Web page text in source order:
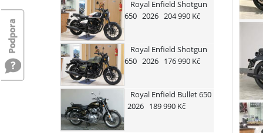
Royal Enfield Shotgun
650 2026 204 990 Kč
Royal Enfield Shotgun
650 2026 176 990 Kč
Royal Enfield Bullet 650
2026 189 990 Kč